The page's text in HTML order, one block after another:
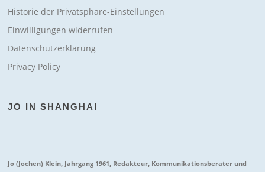
Historie der Privatsphäre-Einstellungen
Einwilligungen widerrufen
Datenschutzerklärung
Privacy Policy
JO IN SHANGHAI
Jo (Jochen) Klein, Jahrgang 1961, Redakteur, Kommunikationsberater und